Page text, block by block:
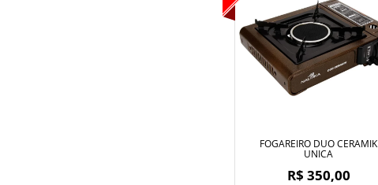
FOGAREIRO DUO CERAMIK
UNICA
R$ 350,00